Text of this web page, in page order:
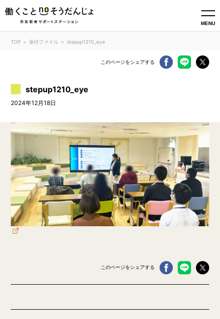
MENU
TOP 添付ファイル stepup1210_eye
このページをシェアする
stepup1210_eye
2024年12月18日
このページをシェアする